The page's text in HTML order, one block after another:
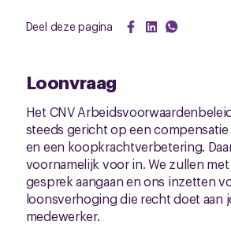
Deel deze pagina
Loonvraag
Het CNV
steeds gericht op een
en een koopkrachtverbetering.
voornamelijk voor in. We zullen
gesprek aangaan en ons inzetten
loonsverhoging die recht doet aan
medewerker.